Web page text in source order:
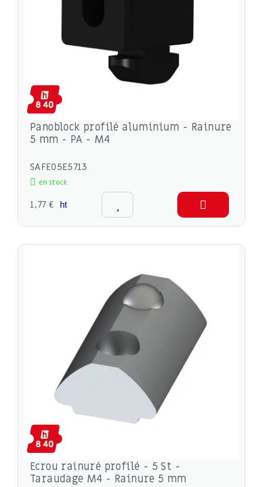
Panoblock profilé aluminium - Rainure
5 mm - PA - M4
SAFE05E5713
en stock
1,77 € ht
Ecrou rainuré profilé - 5 St -
Taraudage M4 - Rainure 5 mm